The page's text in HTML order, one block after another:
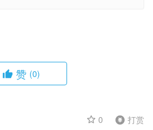
赞 (0)
0 打赏